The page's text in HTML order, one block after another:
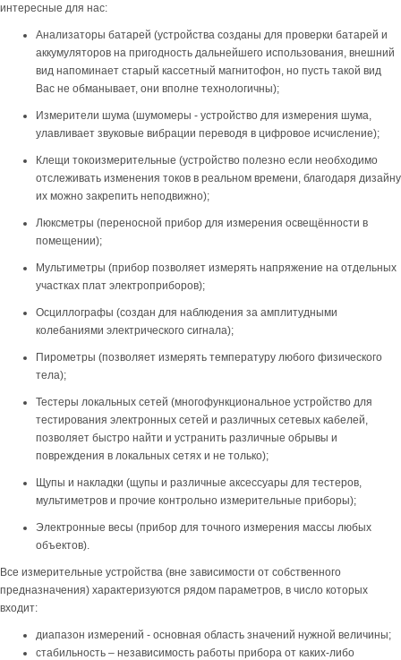
интересные для нас:
Анализаторы батарей (устройства созданы для проверки батарей и
аккумуляторов на пригодность дальнейшего использования, внешний
вид напоминает старый кассетный магнитофон, но пусть такой вид
Вас не обманывает, они вполне технологичны);
Измерители шума (шумомеры - устройство для измерения шума,
улавливает звуковые вибрации переводя в цифровое исчисление);
Клещи токоизмерительные (устройство полезно если необходимо
отслеживать изменения токов в реальном времени, благодаря дизайну
их можно закрепить неподвижно);
Люксметры (переносной прибор для измерения освещённости в
помещении);
Мультиметры (прибор позволяет измерять напряжение на отдельных
участках плат электроприборов);
Осциллографы (создан для наблюдения за амплитудными
колебаниями электрического сигнала);
Пирометры (позволяет измерять температуру любого физического
тела);
Тестеры локальных сетей (многофункциональное устройство для
тестирования электронных сетей и различных сетевых кабелей,
позволяет быстро найти и устранить различные обрывы и
повреждения в локальных сетях и не только);
Щупы и накладки (щупы и различные аксессуары для тестеров,
мультиметров и прочие контрольно измерительные приборы);
Электронные весы (прибор для точного измерения массы любых
объектов).
Все измерительные устройства (вне зависимости от собственного
предназначения) характеризуются рядом параметров, в число которых
входит:
диапазон измерений - основная область значений нужной величины;
стабильность – независимость работы прибора от каких-либо